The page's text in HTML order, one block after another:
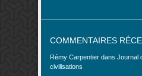
COMMENTAIRES
Rémy Carpentier dans Journal
civilisations